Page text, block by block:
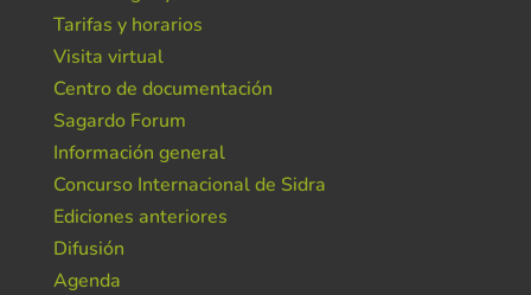
Tarifas y horarios
Visita virtual
Centro de documentación
Sagardo Forum
Información general
Concurso Internacional de Sidra
Ediciones anteriores
Difusión
Agenda